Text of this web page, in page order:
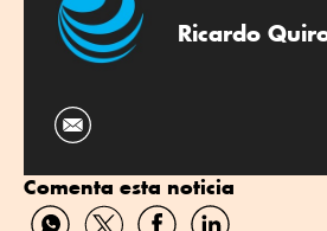
Ricardo
Comenta esta noticia